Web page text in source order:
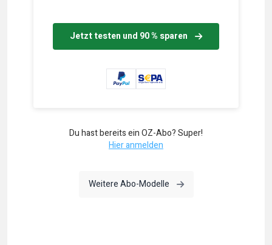
Jetzt testen und 90 % sparen
Du hast bereits ein OZ-Abo? Super!
Hier anmelden
Weitere Abo-Modelle